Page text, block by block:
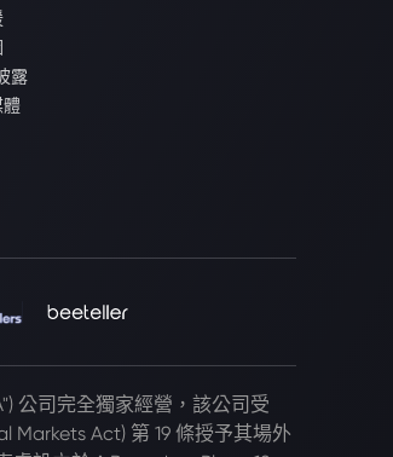
露
體
公司完全獨家經營，該公司受
Markets Act) 第 19 條授予其場外